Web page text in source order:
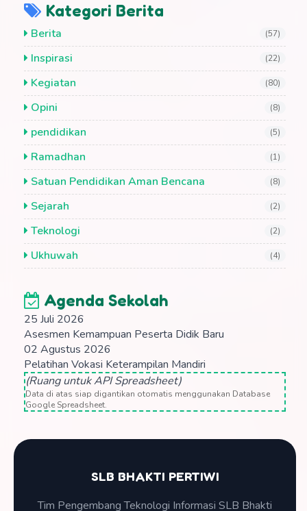
Kategori Berita
Berita (57)
Inspirasi (22)
Kegiatan (80)
Opini (8)
pendidikan (5)
Ramadhan (1)
Satuan Pendidikan Aman Bencana (8)
Sejarah (2)
Teknologi (2)
Ukhuwah (4)
Agenda Sekolah
25 Juli 2026
Asesmen Kemampuan Peserta Didik Baru
02 Agustus 2026
Pelatihan Vokasi Keterampilan Mandiri
(Ruang untuk API Spreadsheet)
Data di atas siap digantikan otomatis menggunakan Database
Google Spreadsheet.
SLB BHAKTI PERTIWI
Tim Pengembang Teknologi Informasi SLB Bhakti